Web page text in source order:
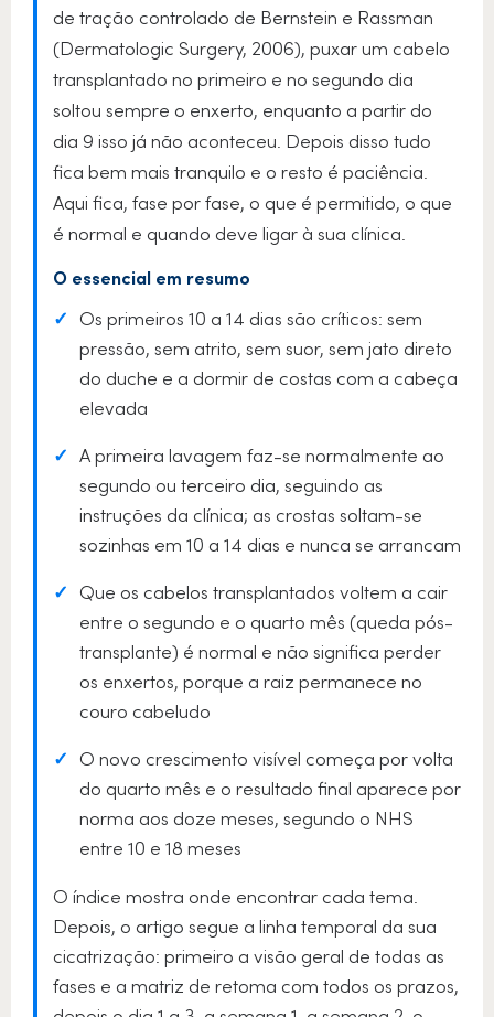
de tração controlado de Bernstein e Rassman
(Dermatologic Surgery, 2006), puxar um cabelo
transplantado no primeiro e no segundo dia
soltou sempre o enxerto, enquanto a partir do
dia 9 isso já não aconteceu. Depois disso tudo
fica bem mais tranquilo e o resto é paciência.
Aqui fica, fase por fase, o que é permitido, o que
é normal e quando deve ligar à sua clínica.
O essencial em resumo
✓ Os primeiros 10 a 14 dias são críticos: sem
pressão, sem atrito, sem suor, sem jato direto
do duche e a dormir de costas com a cabeça
elevada
✓ A primeira lavagem faz-se normalmente ao
segundo ou terceiro dia, seguindo as
instruções da clínica; as crostas soltam-se
sozinhas em 10 a 14 dias e nunca se arrancam
✓ Que os cabelos transplantados voltem a cair
entre o segundo e o quarto mês (queda pós-
transplante) é normal e não significa perder
os enxertos, porque a raiz permanece no
couro cabeludo
✓ O novo crescimento visível começa por volta
do quarto mês e o resultado final aparece por
norma aos doze meses, segundo o NHS
entre 10 e 18 meses
O índice mostra onde encontrar cada tema.
Depois, o artigo segue a linha temporal da sua
cicatrização: primeiro a visão geral de todas as
fases e a matriz de retoma com todos os prazos,